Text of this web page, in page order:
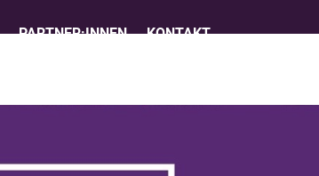
PARTNER:INNEN KONTAKT